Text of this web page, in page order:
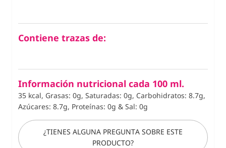
Contiene trazas de:
Información nutricional cada 100 ml.
35 kcal, Grasas: 0g, Saturadas: 0g, Carbohidratos: 8.7g,
Azúcares: 8.7g, Proteínas: 0g & Sal: 0g
¿TIENES ALGUNA PREGUNTA SOBRE ESTE
PRODUCTO?